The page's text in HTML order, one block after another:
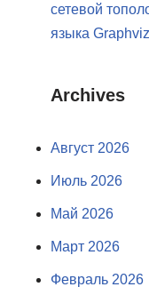
сетевой
языка
Archives
Август 2026
Июль 2026
Май 2026
Март 2026
Февраль 2026